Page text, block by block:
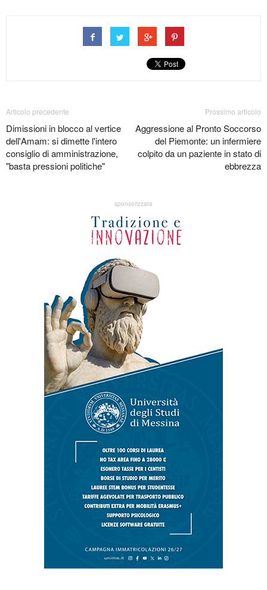
Articolo precedente
Dimissioni in blocco al vertice
dell'Amam: si dimette l'intero
consiglio di amministrazione,
"basta pressioni politiche"
Prossimo articolo
Aggressione al Pronto Soccorso
del Piemonte: un infermiere
colpito da un paziente in stato di
ebbrezza
sponsorizzata